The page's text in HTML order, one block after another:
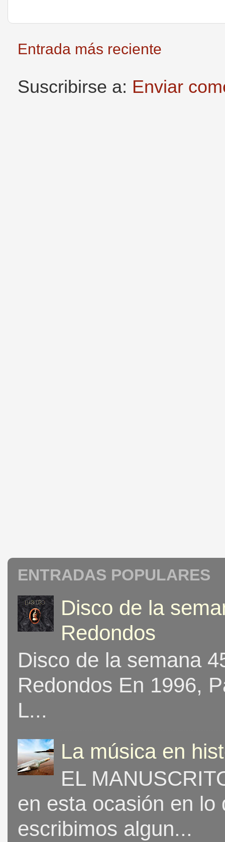
Entrada más reciente
Suscribirse a: Enviar
ENTRADAS POPULARES
Disco de la
Redondos
Disco de la semana
Redondos En 1996,
L...
La música en
EL
en esta ocasión en
escribimos algun...